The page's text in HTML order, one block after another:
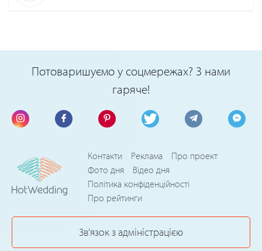
Потоваришуємо у соцмережах? З нами
гаряче!
Контакти Реклама
Про проект
Фото дня
Відео дня
Політика конфіденційності
Про рейтинги
Зв'язок з адміністрацією